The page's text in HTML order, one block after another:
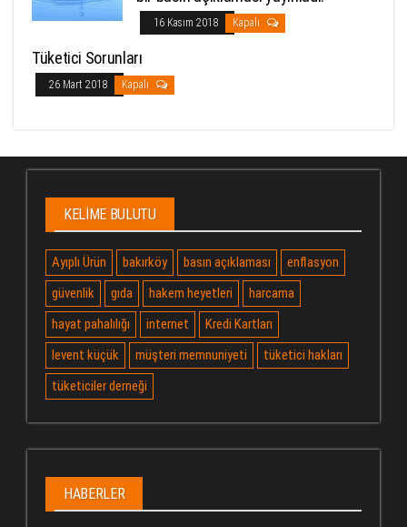
16 Kasım 2018 Kapalı
Tüketici Sorunları
26 Mart 2018 Kapalı
KELIME BULUTU
Ayıplı Ürün bakırköy basın açıklaması
enflasyon
güvenlik
gıda hakem heyetleri
harcama
hayat pahalılığı
internet
Kredi Kartları
levent küçük
müşteri memnuniyeti
tüketici hakları
tüketiciler derneği
HABERLER